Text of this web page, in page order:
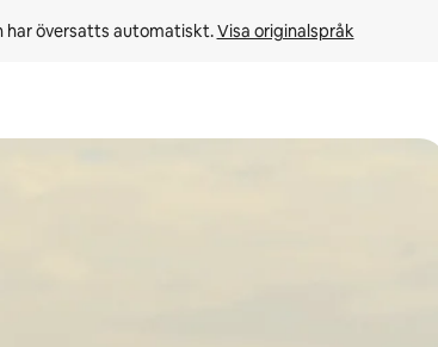
har översatts automatiskt. Visa originalspråk